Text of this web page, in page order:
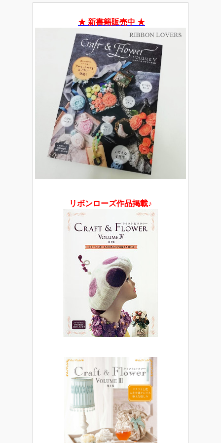
★ 新書籍販売中 ★
リボンローズ作品掲載♪